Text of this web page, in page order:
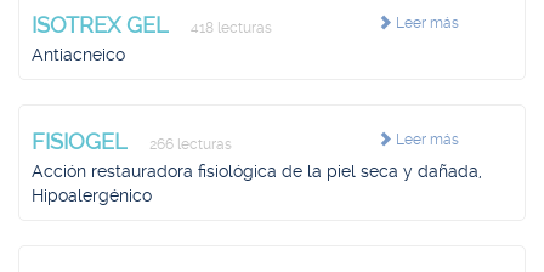
Leer más
ISOTREX GEL 418 lecturas
Antiacneico
Leer más
FISIOGEL 266 lecturas
Acción restauradora fisiológica de la piel seca y dañada,
Hipoalergénico